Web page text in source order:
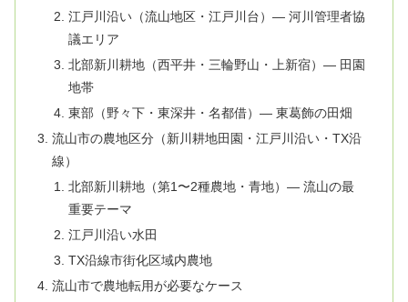
江戸川沿い（流山地区・江戸川台）— 河川管理者協
議エリア
北部新川耕地（西平井・三輪野山・上新宿）— 田園
地帯
東部（野々下・東深井・名都借）— 東葛飾の田畑
流山市の農地区分（新川耕地田園・江戸川沿い・TX沿
線）
北部新川耕地（第1〜2種農地・青地）— 流山の最
重要テーマ
江戸川沿い水田
TX沿線市街化区域内農地
流山市で農地転用が必要なケース